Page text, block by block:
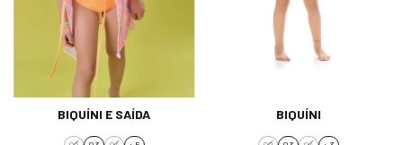
BIQUÍNI E SAÍDA BIQUÍNI